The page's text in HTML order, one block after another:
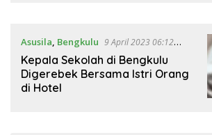
Asusila, Bengkulu 9 April 2023 06:12
WIB
Kepala Sekolah di Bengkulu
Digerebek Bersama Istri Orang
di Hotel